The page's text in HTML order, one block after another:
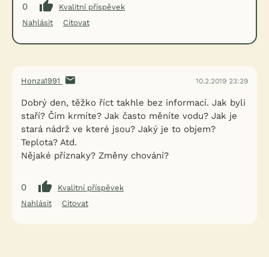
0
Kvalitní příspěvek
Nahlásit
Citovat
Honza1991 10.2.2019 23:29
Dobrý den, těžko říct takhle bez informací. Jak byli
staří? Čím krmíte? Jak často měníte vodu? Jak je
stará nádrž ve které jsou? Jaký je to objem?
Teplota? Atd.
Nějaké příznaky? Změny chování?
0
Kvalitní příspěvek
Nahlásit
Citovat